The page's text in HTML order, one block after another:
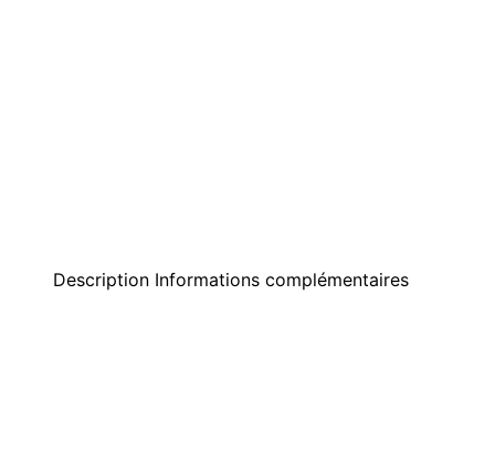
Description Informations complémentaires